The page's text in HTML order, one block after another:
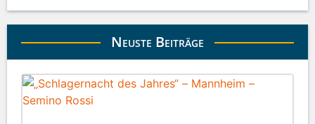
Neuste Beiträge